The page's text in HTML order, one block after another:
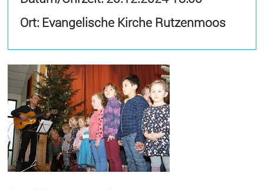
Ort: Evangelische Kirche Rutzenmoos